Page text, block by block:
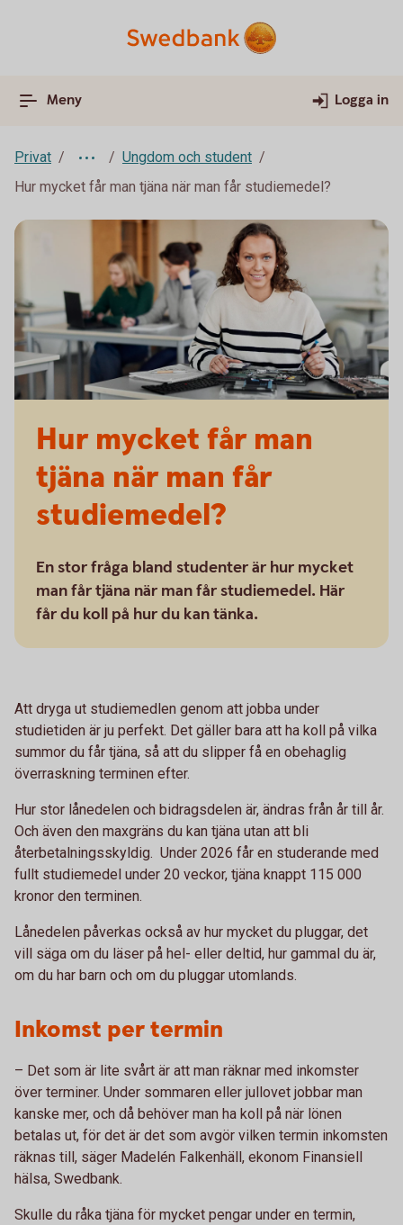
Meny Logga in
Privat
Ungdom och student
Hur mycket får man tjäna när man får studiemedel?
Hur mycket får man
tjäna när man får
studiemedel?
En stor fråga bland studenter är hur mycket
man får tjäna när man får studiemedel. Här
får du koll på hur du kan tänka.
Att dryga ut studiemedlen genom att jobba under
studietiden är ju perfekt. Det gäller bara att ha koll på vilka
summor du får tjäna, så att du slipper få en obehaglig
överraskning terminen efter.
Hur stor lånedelen och bidragsdelen är, ändras från år till år.
Och även den maxgräns du kan tjäna utan att bli
återbetalningsskyldig. Under 2026 får en studerande med
fullt studiemedel under 20 veckor, tjäna knappt 115 000
kronor den terminen.
Lånedelen påverkas också av hur mycket du pluggar, det
vill säga om du läser på hel- eller deltid, hur gammal du är,
om du har barn och om du pluggar utomlands.
Inkomst per termin
– Det som är lite svårt är att man räknar med inkomster
över terminer. Under sommaren eller jullovet jobbar man
kanske mer, och då behöver man ha koll på när lönen
betalas ut, för det är det som avgör vilken termin inkomsten
räknas till, säger Madelén Falkenhäll, ekonom Finansiell
hälsa, Swedbank.
Skulle du råka tjäna för mycket pengar under en termin,